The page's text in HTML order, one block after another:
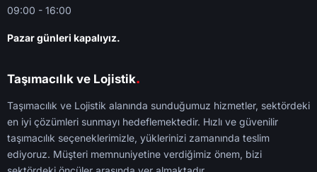
09:00 - 16:00
Pazar günleri kapalıyız.
Taşımacılık ve Lojistik.
Taşımacılık ve Lojistik alanında sunduğumuz hizmetler, sektördeki
en iyi çözümleri sunmayı hedeflemektedir. Hızlı ve güvenilir
taşımacılık seçeneklerimizle, yüklerinizi zamanında teslim
ediyoruz. Müşteri memnuniyetine verdiğimiz önem, bizi